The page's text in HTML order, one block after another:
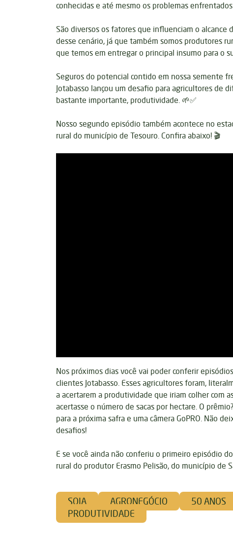
conhecidas e até mesmo os problemas
São diversos os fatores que influenciam o alcance
desse cenário, já que também somos produtores
que temos em entregar o principal insumo para o
Seguros do potencial contido em nossa semente
Jotabasso lançou um desafio para agricultores de
bastante importante, produtividade. 🌱✅
Nosso segundo episódio também acontece no
rural do município de Tesouro. Confira abaixo! 🎬
Nos próximos dias você vai poder conferir
clientes Jotabasso. Esses agricultores foram,
a acertarem a produtividade que iriam colher com
acertasse o número de sacas por hectare. O
para a próxima safra e uma câmera GoPRO. Não
desafios!
E se você ainda não conferiu o primeiro episódio
rural do produtor Erasmo Pelisão, do município de
SOJA AGRONEGÓCIO 50 ANOS
PRODUTIVIDADE